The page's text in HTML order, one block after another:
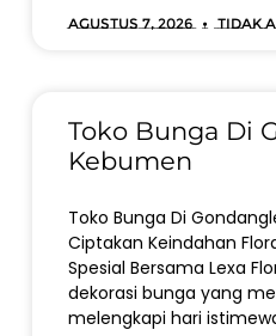
Agustus 7, 2026 Tidak
Toko Bunga Di
Kebumen
Toko Bunga Di
Ciptakan Keindahan
Spesial Bersama Lexa
dekorasi bunga yang
melengkapi hari